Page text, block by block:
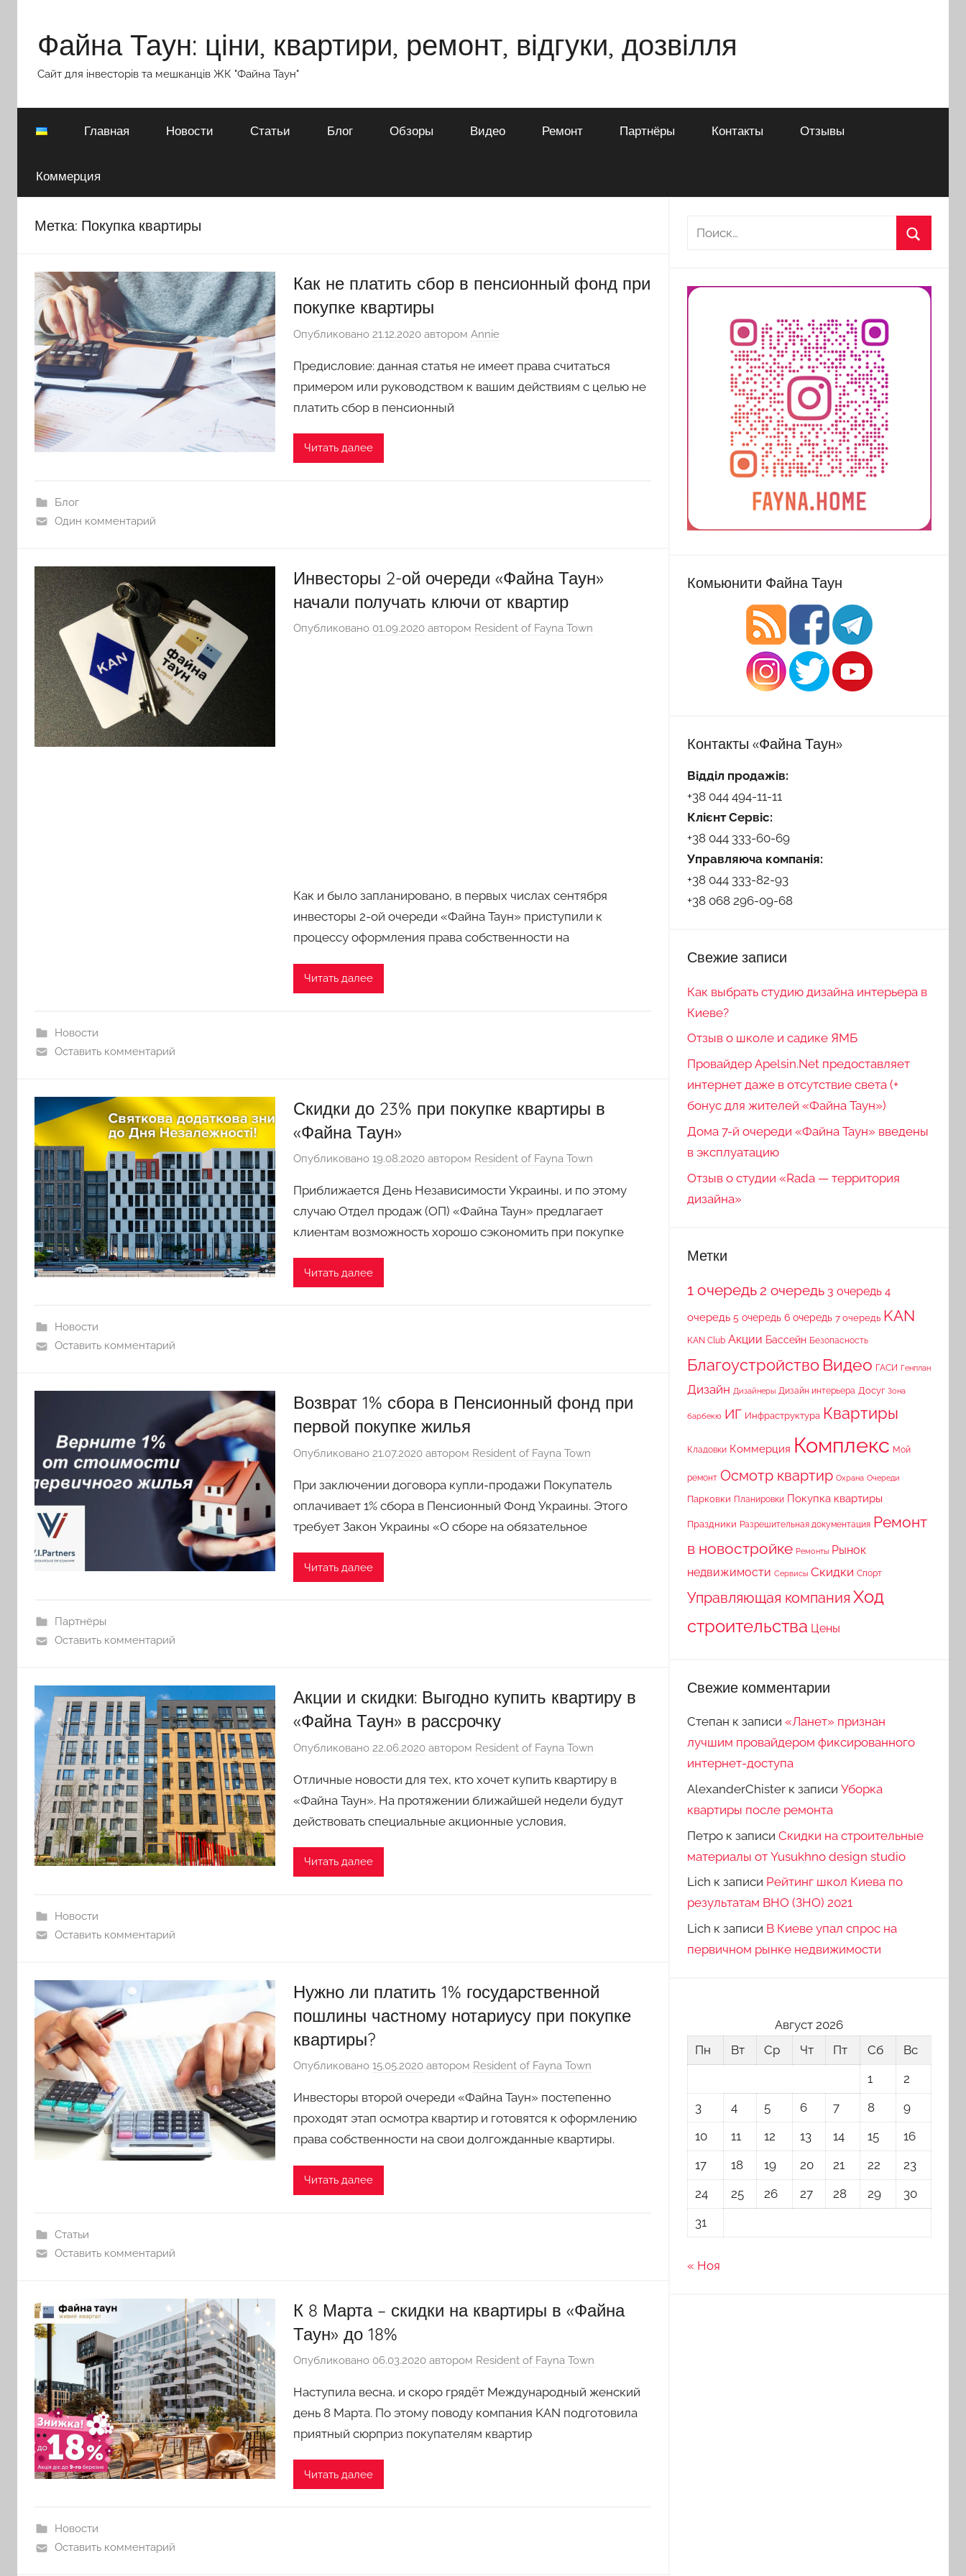
содержимому
Файна Таун: ціни, квартири, ремонт, відгуки, дозвілля
Сайт для інвесторів та мешканців ЖК "Файна Таун"
Главная Новости Статьи Блог Обзоры Видео Ремонт Партнёры Контакты Отзывы
Коммерция
Метка: Покупка квартиры
Как не платить сбор в пенсионный фонд при
покупке квартиры
Опубликовано 21.12.2020 авторомAnnie
Предисловие: данная статья не имеет права считаться
примером или руководством к вашим действиям с целью не
платить сбор в пенсионный
Читать далее
Блог
Один комментарий
Инвесторы 2-ой очереди «Файна Таун»
начали получать ключи от квартир
Опубликовано 01.09.2020 автором Resident of Fayna Town
Как и было запланировано, в первых числах сентября
инвесторы 2-ой очереди «Файна Таун» приступили к
процессу оформления права собственности на
Читать далее
Новости
Оставить комментарий
Скидки до 23% при покупке квартиры в
«Файна Таун»
Опубликовано19.08.2020 автором Resident of Fayna Town
Приближается День Независимости Украины, и по этому
случаю Отдел продаж (ОП) «Файна Таун» предлагает
клиентам возможность хорошо сэкономить при покупке
Читать далее
Новости
Оставить комментарий
Возврат 1% сбора в Пенсионный фонд при
первой покупке жилья
Опубликовано21.07.2020 автором Resident of Fayna Town
При заключении договора купли-продажи Покупатель
оплачивает 1% сбора в Пенсионный Фонд Украины. Этого
требует Закон Украины «О сборе на обязательное
Читать далее
Партнёры
Оставить комментарий
Акции и скидки: Выгодно купить квартиру в
«Файна Таун» в рассрочку
Опубликовано 22.06.2020 автором Resident of Fayna Town
Отличные новости для тех, кто хочет купить квартиру в
«Файна Таун». На протяжении ближайшей недели будут
действовать специальные акционные условия,
Читать далее
Новости
Оставить комментарий
Нужно ли платить 1% государственной
пошлины частному нотариусу при покупке
квартиры?
Опубликовано15.05.2020 автором Resident of Fayna Town
Инвесторы второй очереди «Файна Таун» постепенно
проходят этап осмотра квартир и готовятся к оформлению
права собственности на свои долгожданные квартиры.
Читать далее
Статьи
Оставить комментарий
К 8 Марта – скидки на квартиры в «Файна
Таун» до 18%
Опубликовано 06.03.2020 автором Resident of Fayna Town
Наступила весна, и скоро грядёт Международный женский
день 8 Марта. По этому поводу компания KAN подготовила
приятный сюрприз покупателям квартир
Читать далее
Новости
Оставить комментарий
Найти:
Комьюнити Файна Таун
Контакты «Файна Таун»
Відділ продажів:
+38 044 494-11-11
Клієнт Сервіс:
+38 044 333-60-69
Управляюча компанія:
+38 044 333-82-93
+38 068 296-09-68
Свежие записи
Как выбрать студию дизайна интерьера в
Киеве?
Отзыв о школе и садике ЯМБ
Провайдер Apelsin.Net предоставляет
интернет даже в отсутствие света (+
бонус для жителей «Файна Таун»)
Дома 7-й очереди «Файна Таун» введены
в эксплуатацию
Отзыв о студии «Rada — территория
дизайна»
Метки
1 очередь2 очередь 3 очередь 4
очередь 5 очередь 6 очередь 7 очередь KAN
KAN Club Акции Бассейн Безопасность
Благоустройство Видео ГАСИ Генплан
Дизайн Дизайнеры Дизайн интерьера Досуг Зона
барбекю ИГ Инфраструктура Квартиры
Кладовки Коммерция Комплекс Мой
ремонт Осмотр квартир Охрана Очереди
Парковки Планировки Покупка квартиры
Праздники Разрешительная документация Ремонт
в новостройке Ремонты Рынок
недвижимости Сервисы Скидки Спорт
Управляющая компания Ход
строительства Цены
Свежие комментарии
Степан к записи «Ланет» признан
лучшим провайдером фиксированного
интернет-доступа
AlexanderChisterк записи Уборка
квартиры после ремонта
Петрок записи Скидки на строительные
материалы от Yusukhno design studio
Lich к записи Рейтинг школ Киева по
результатам ВНО (ЗНО) 2021
Lich к записи В Киеве упал спрос на
первичном рынке недвижимости
Август 2026
Пн
Вт Ср Чт Пт Сб
Вс
1
2
3
4 5 6 7 8
9
10
11 12 13 14 15
16
17
18 19 20 21 22
23
24
25 26 27 28 29
30
31
« Ноя